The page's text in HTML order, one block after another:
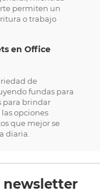
permiten un
o trabajo
en Office
de
fundas para
para brindar
opciones
que mejor se
diaria.
newsletter